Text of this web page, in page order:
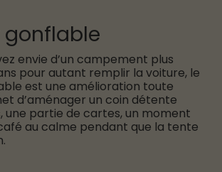
envie d’un campement plus
pour autant remplir la voiture, le
est une amélioration toute
d’aménager un coin détente
une partie de cartes, un moment
au calme pendant que la tente